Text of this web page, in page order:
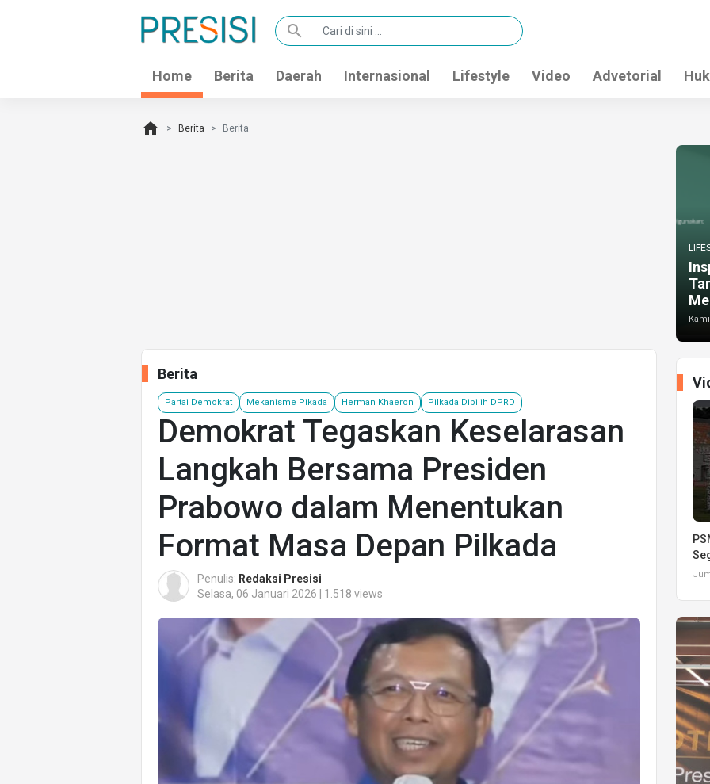
search
Home Berita Daerah Internasional Lifestyle Video Advetorial
home Berita Berita
Berita
Partai Demokrat Mekanisme Pikada Herman Khaeron Pilkada Dipilih DPRD
Demokrat Tegaskan Keselarasan
Langkah Bersama Presiden
Prabowo dalam Menentukan
Format Masa Depan Pilkada
Penulis: Redaksi Presisi
Selasa, 06 Januari 2026 | 1.518 views